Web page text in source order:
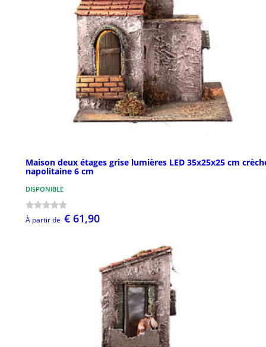
Maison deux étages grise lumières LED 35x25x25 cm
napolitaine 6 cm
DISPONIBLE
À partir de € 61,90